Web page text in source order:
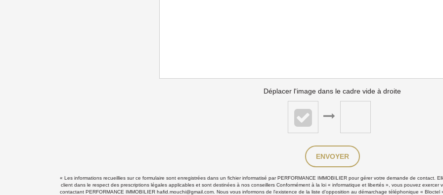
Déplacer l'image dans le cadre vide à droite
ENVOYER
« Les informations recueillies sur ce formulaire sont enregistrées dans un fichier informatisé par PERFORMANCE IMMOBILIER pour gérer votre demande de contact.
client dans le respect des prescriptions légales applicables et sont destinées à nos conseillers Conformément à la loi « informatique et libertés », vous pouvez
contactant PERFORMANCE IMMOBILIER hafid.mouchi@gmail.com. Nous vous informons de l'existence de la liste d'opposition au démarchage téléphonique «